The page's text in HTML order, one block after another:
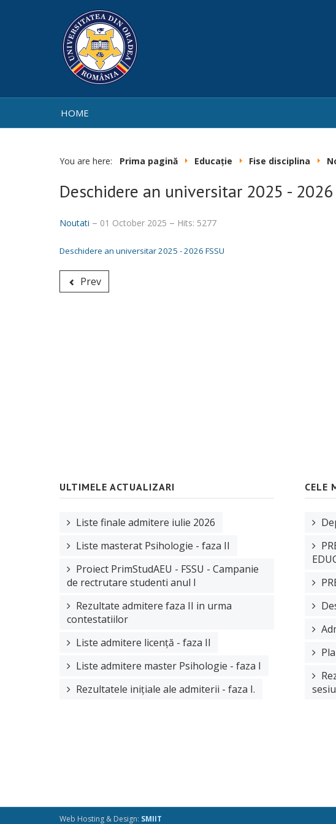
HOME
You are here: Prima pagină Educație Fise disciplina
Deschidere an universitar 2025 - 2026
Noutati 01 October 2025 Hits: 5277
Deschidere an universitar 2025 - 2026 FSSU
Prev
ULTIMELE ACTUALIZARI
Liste finale admitere iulie 2026
Liste masterat Psihologie - faza II
Proiect PrimStudAEU - FSSU - Campanie
de rectrutare studenti anul I
Rezultate admitere faza II in urma
contestatiilor
Liste admitere licență - faza II
Liste admitere master Psihologie - faza I
Rezultatele inițiale ale admiterii - faza I.
CELE
Web Hosting & Design: SMIIT